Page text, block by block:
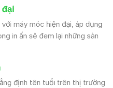
máy móc hiện đại, áp dụng
in ấn sẽ đem lại những sản
định tên tuổi trên thị trường